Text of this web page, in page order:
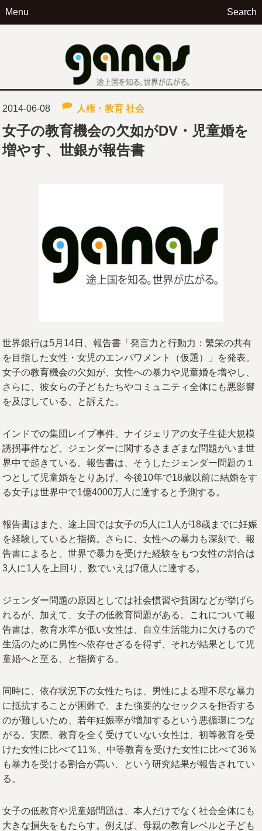
Menu Search
2014-06-08 人権・教育 社会
女子の教育機会の欠如がDV・児童婚を
増やす、世銀が報告書
世界銀行は5月14日、報告書「発言力と行動力：繁栄の共有
を目指した女性・女児のエンパワメント（仮題）」を発表。
女子の教育機会の欠如が、女性への暴力や児童婚を増やし、
さらに、彼女らの子どもたちやコミュニティ全体にも悪影響
を及ぼしている、と訴えた。
インドでの集団レイプ事件、ナイジェリアの女子生徒大規模
誘拐事件など、ジェンダーに関するさまざまな問題がいま世
界中で起きている。報告書は、そうしたジェンダー問題の１
つとして児童婚をとりあげ、今後10年で18歳以前に結婚をす
る女子は世界中で1億4000万人に達すると予測する。
報告書はまた、途上国では女子の5人に1人が18歳までに妊娠
を経験していると指摘。さらに、女性への暴力も深刻で、報
告書によると、世界で暴力を受けた経験をもつ女性の割合は
3人に1人を上回り、数でいえば7億人に達する。
ジェンダー問題の原因としては社会慣習や貧困などが挙げら
れるが、加えて、女子の低教育問題がある。これについて報
告書は、教育水準が低い女性は、自立生活能力に欠けるので
生活のために男性へ依存せざるを得ず、それが結果として児
童婚へと至る、と指摘する。
同時に、依存状況下の女性たちは、男性による理不尽な暴力
に抵抗することが困難で、また強要的なセックスを拒否する
のが難しいため、若年妊娠率が増加するという悪循環につな
がる。実際、教育を全く受けていない女性は、初等教育を受
けた女性に比べて11％、中等教育を受けた女性に比べて36％
も暴力を受ける割合が高い、という研究結果が報告されてい
る。
女子の低教育や児童婚問題は、本人だけでなく社会全体にも
大きな損失をもたらす。例えば、母親の教育レベルと子ども